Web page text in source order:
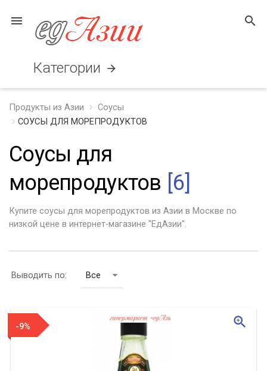
menu search
Категории arrow_forward
Продукты из Азии
Соусы
СОУСЫ ДЛЯ МОРЕПРОДУКТОВ
Соусы для
морепродуктов [6]
Купите соусы для морепродуктов из Азии в Москве по
низкой цене в интернет-магазине "ЕдАзии".
Выводить по: Все
-9% zoom_in